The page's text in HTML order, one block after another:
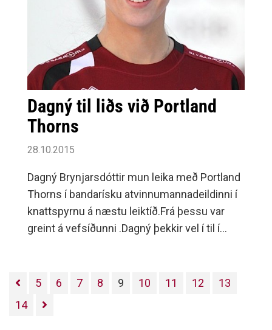
Dagný til liðs við Portland
Thorns
28.10.2015
Dagný Brynjarsdóttir mun leika með Portland
Thorns í bandarísku atvinnumannadeildinni í
knattspyrnu á næstu leiktíð.Frá þessu var
greint á vefsíðunni .Dagný þekkir vel í til í
sigursælu liði skólans og einn besti
5 6 7 8 9 10 11 12
13
14